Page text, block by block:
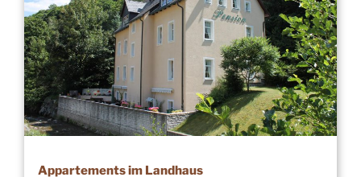
Appartements im Landhaus